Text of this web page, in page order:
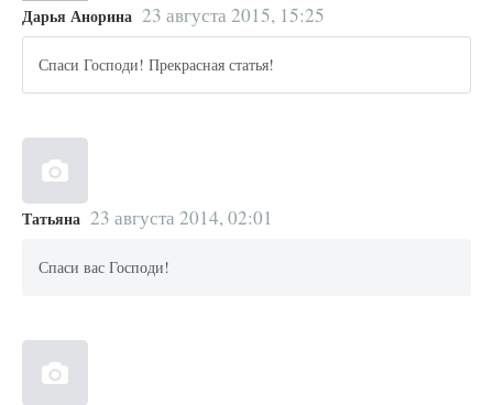
Дарья Анорина 23 августа 2015, 15:25
Спаси Господи! Прекрасная статья!
Татьяна 23 августа 2014, 02:01
Спаси вас Господи!